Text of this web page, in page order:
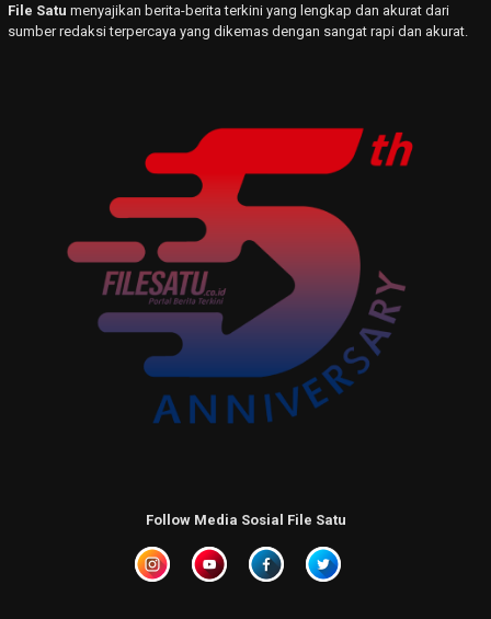
File Satu menyajikan berita-berita terkini yang lengkap dan akurat dari
sumber redaksi terpercaya yang dikemas dengan sangat rapi dan akurat.
Follow Media Sosial File Satu